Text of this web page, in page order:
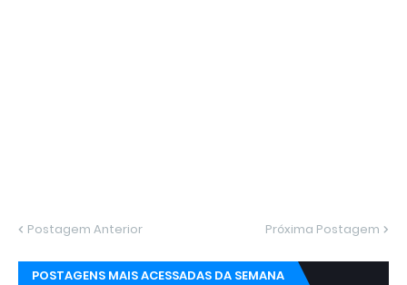
Postagem Anterior Próxima Postagem
POSTAGENS MAIS ACESSADAS DA SEMANA